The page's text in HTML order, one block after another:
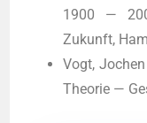
1900 —
Zukunft,
Vogt,
Theo­rie —